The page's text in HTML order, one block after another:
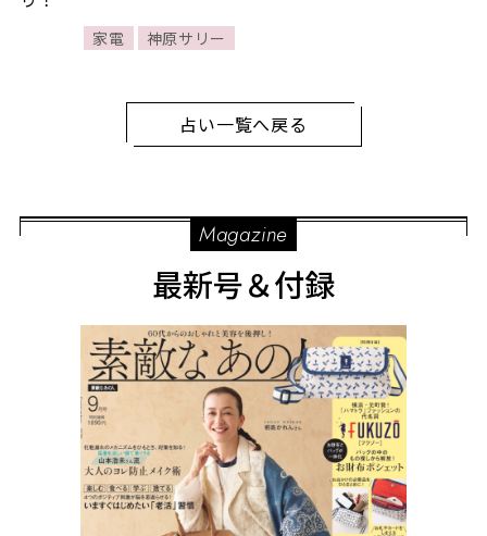
家電 神原サリー
占い一覧へ戻る
Magazine
最新号＆付録